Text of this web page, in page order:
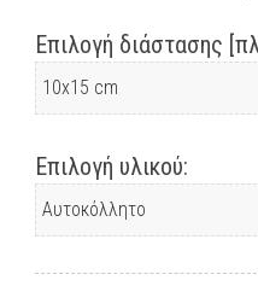
Επιλογή διάστασης
Επιλογή υλικού: